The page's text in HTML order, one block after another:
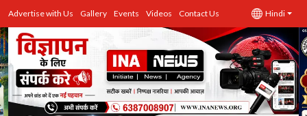
Advertise with Us Gallery Events Videos Contact Us Hindi
उत्तर प्रदेश
Advertise with Us
Events